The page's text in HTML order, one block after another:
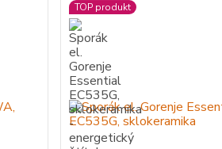
TOP produkt